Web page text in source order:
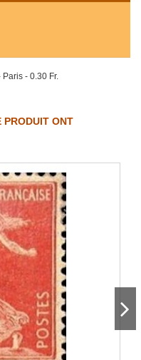
- 0.30 Fr.
PRODUIT ONT